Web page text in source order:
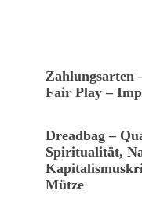
Zahlungsarten
Fair Play –
Dreadbag –
Spiritualität,
Mütze